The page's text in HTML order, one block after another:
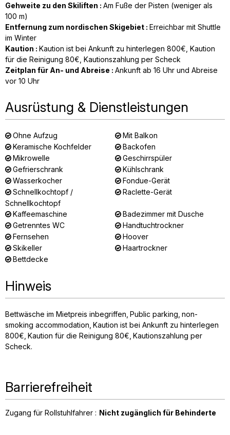
Gehweite zu den Skiliften : Am Fuße der Pisten (weniger als
100 m)
Entfernung zum nordischen Skigebiet : Erreichbar mit Shuttle
im Winter
Kaution : Kaution ist bei Ankunft zu hinterlegen 800€ Kaution
für die Reinigung 80€ Kautionszahlung per Scheck
Zeitplan für An- und Abreise : Ankunft ab 16 Uhr und Abreise
vor 10 Uhr
Ausrüstung & Dienstleistungen
Ohne Aufzug
Mit Balkon
Keramische Kochfelder
Backofen
Mikrowelle
Geschirrspüler
Gefrierschrank
Kühlschrank
Wasserkocher
Fondue-Gerät
Schnellkochtopf /
Schnellkochtopf
Raclette-Gerät
Kaffeemaschine
Badezimmer mit Dusche
Getrenntes WC
Handtuchtrockner
Fernsehen
Hoover
Skikeller
Haartrockner
Bettdecke
Hinweis
Bettwäsche im Mietpreis inbegriffen Public parking non-
smoking accommodation Kaution ist bei Ankunft zu hinterlegen
800€ Kaution für die Reinigung 80€ Kautionszahlung per
Scheck
Barrierefreiheit
Zugang für Rollstuhlfahrer : Nicht zugänglich für Behinderte